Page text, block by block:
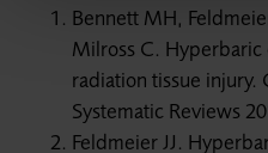
Bennett MH,
Milross C.
radiation tissue injury.
Systematic Reviews
Feldmeier JJ.